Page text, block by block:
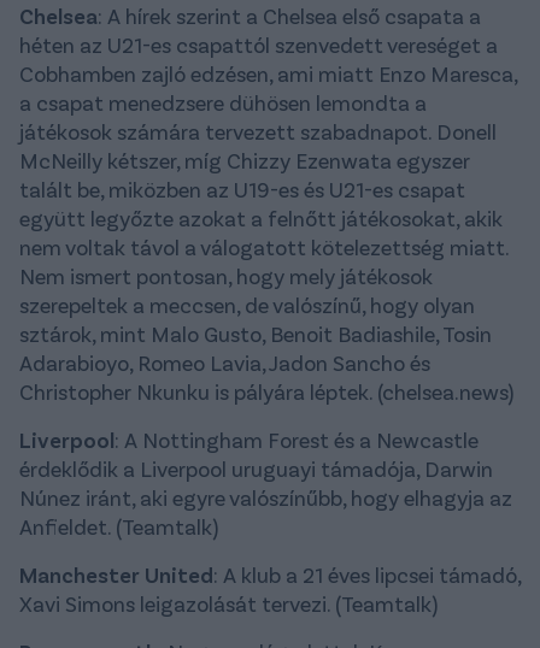
Chelsea: A hírek szerint a Chelsea első csapata a
héten az U21-es csapattól szenvedett vereséget a
Cobhamben zajló edzésen, ami miatt Enzo Maresca,
a csapat menedzsere dühösen lemondta a
játékosok számára tervezett szabadnapot. Donell
McNeilly kétszer, míg Chizzy Ezenwata egyszer
talált be, miközben az U19-es és U21-es csapat
együtt legyőzte azokat a felnőtt játékosokat, akik
nem voltak távol a válogatott kötelezettség miatt.
Nem ismert pontosan, hogy mely játékosok
szerepeltek a meccsen, de valószínű, hogy olyan
sztárok, mint Malo Gusto, Benoit Badiashile, Tosin
Adarabioyo, Romeo Lavia, Jadon Sancho és
Christopher Nkunku is pályára léptek. (chelsea.news)
Liverpool: A Nottingham Forest és a Newcastle
érdeklődik a Liverpool uruguayi támadója, Darwin
Núnez iránt, aki egyre valószínűbb, hogy elhagyja az
Anfieldet. (Teamtalk)
Manchester United: A klub a 21 éves lipcsei támadó,
Xavi Simons leigazolását tervezi. (Teamtalk)